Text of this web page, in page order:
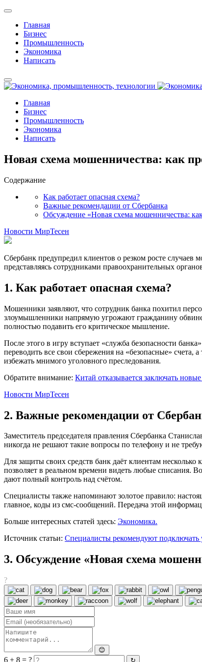
Главная
Бизнес
Промышленность
Экономика
Написать
Главная
Бизнес
Промышленность
Экономика
Написать
Новая схема мошенничества: как
Содержание
Как работает опасная схема?
Важные рекомендации от Сбербанка
Обсуждение «Новая схема мошенничества:
Новости МирТесен
Сбербанк предупредил клиентов о резком росте
представляясь сотрудниками правоохранительных
1. Как работает опасная схема?
Мошенники заявляют, что сотрудник банка похитил
злоумышленники напрямую угрожают гражданину
полностью подавить его критическое мышление.
После этого в игру вступает «служба безопасности
переводить все свои сбережения на «безопасные» счета,
избежать мнимого уголовного преследования.
Обратите внимание: Китай отказывается заключать
Новости МирТесен
2. Важные рекомендации от
Заместитель председателя правления Сбербанка
никогда не решают такие вопросы по телефону и не
Для защиты своих средств банк даёт клиентам
позволяет в реальном времени видеть любые списания.
дают полный контроль над счётом.
Специалисты также напоминают золотое правило:
главное, коды из смс-сообщений. Передача этой
Больше интересных статей здесь: Экономика.
Источник статьи: Специалисты рекомендуют подключать
3. Обсуждение «Новая схема
?
😊
6 + 8 = ? ↻